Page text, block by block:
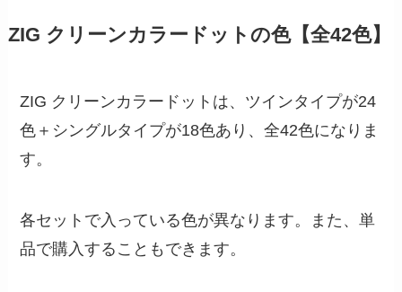
ZIG クリーンカラードットの色【全42色】
ZIG クリーンカラードットは、ツインタイプが24
色＋シングルタイプが18色あり、全42色になりま
す。
各セットで入っている色が異なります。また、単
品で購入することもできます。